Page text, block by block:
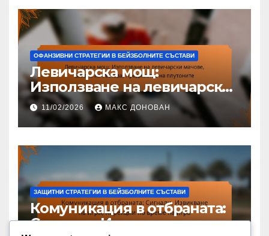
ОФАНЗИВНИ СТРАТЕГИИ В БЕЙЗБОЛНИТЕ СЪСТАВИ
Левичарска мощ:
Използване на левичарски
мачове, Баланс на състава,
Предимства на плутоните
11/02/2026 МАКС ДОНОВАН
ЗАЩИТНИ СТРАТЕГИИ В БЕЙЗБОЛНИТЕ СЪСТАВИ
Комуникация в отбраната:
Сигнали, Извикване на